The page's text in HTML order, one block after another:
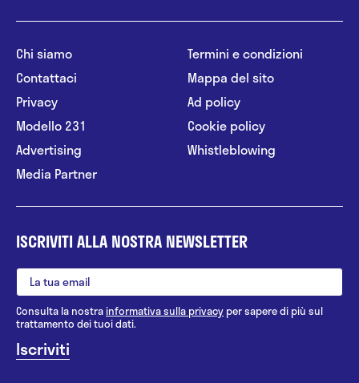
Chi siamo
Contattaci
Privacy
Modello 231
Advertising
Media Partner
Termini e condizioni
Mappa del sito
Ad policy
Cookie policy
Whistleblowing
ISCRIVITI ALLA NOSTRA NEWSLETTER
Consulta la nostrainformativa sulla privacy per sapere di più sul
trattamento dei tuoi dati.